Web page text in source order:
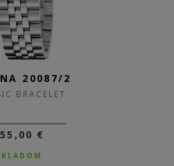
20087/2
BRACELET
€